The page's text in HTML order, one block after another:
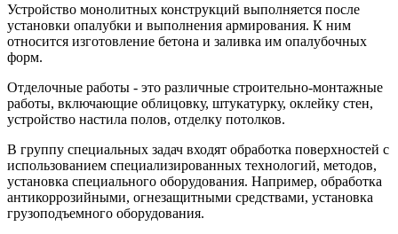
Устройство монолитных конструкций выполняется после
установки опалубки и выполнения армирования. К ним
относится изготовление бетона и заливка им опалубочных
форм.
Отделочные работы - это различные строительно-монтажные
работы, включающие облицовку, штукатурку, оклейку стен,
устройство настила полов, отделку потолков.
В группу специальных задач входят обработка поверхностей с
использованием специализированных технологий, методов,
установка специального оборудования. Например, обработка
антикоррозийными, огнезащитными средствами, установка
грузоподъемного оборудования.